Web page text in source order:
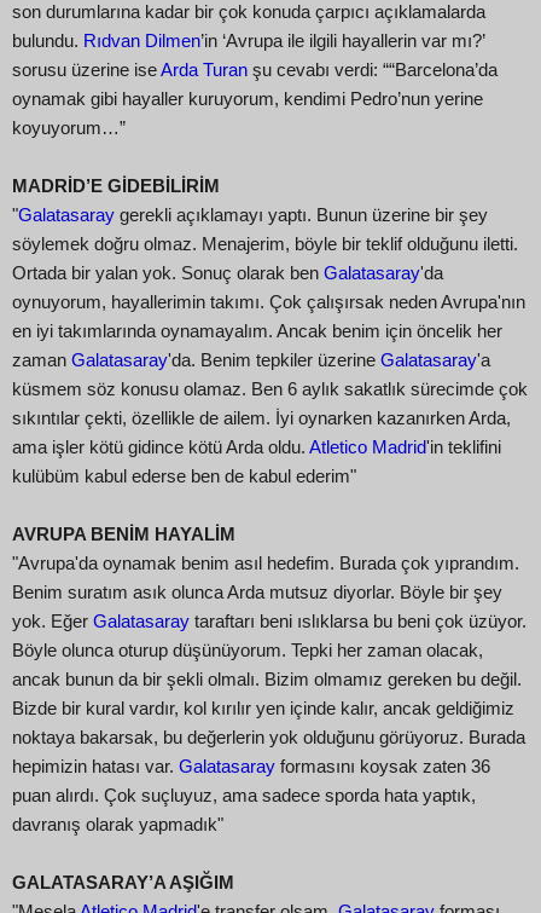
son durumlarına kadar bir çok konuda çarpıcı açıklamalarda
bulundu. Rıdvan Dilmen’in ‘Avrupa ile ilgili hayallerin var mı?’
sorusu üzerine iseArda Turan şu cevabı verdi: ““Barcelona’da
oynamak gibi hayaller kuruyorum, kendimi Pedro’nun yerine
koyuyorum…”
MADRİD’E GİDEBİLİRİM
"Galatasaray gerekli açıklamayı yaptı. Bunun üzerine bir şey
söylemek doğru olmaz. Menajerim, böyle bir teklif olduğunu iletti.
Ortada bir yalan yok. Sonuç olarak ben Galatasaray'da
oynuyorum, hayallerimin takımı. Çok çalışırsak neden Avrupa'nın
en iyi takımlarında oynamayalım. Ancak benim için öncelik her
zaman Galatasaray'da. Benim tepkiler üzerine Galatasaray'a
küsmem söz konusu olamaz. Ben 6 aylık sakatlık sürecimde çok
sıkıntılar çekti, özellikle de ailem. İyi oynarken kazanırken Arda,
ama işler kötü gidince kötü Arda oldu. Atletico Madrid'in teklifini
kulübüm kabul ederse ben de kabul ederim"
AVRUPA BENİM HAYALİM
"Avrupa'da oynamak benim asıl hedefim. Burada çok yıprandım.
Benim suratım asık olunca Arda mutsuz diyorlar. Böyle bir şey
yok. Eğer Galatasaray taraftarı beni ıslıklarsa bu beni çok üzüyor.
Böyle olunca oturup düşünüyorum. Tepki her zaman olacak,
ancak bunun da bir şekli olmalı. Bizim olmamız gereken bu değil.
Bizde bir kural vardır, kol kırılır yen içinde kalır, ancak geldiğimiz
noktaya bakarsak, bu değerlerin yok olduğunu görüyoruz. Burada
hepimizin hatası var. Galatasaray formasını koysak zaten 36
puan alırdı. Çok suçluyuz, ama sadece sporda hata yaptık,
davranış olarak yapmadık"
GALATASARAY’A AŞIĞIM